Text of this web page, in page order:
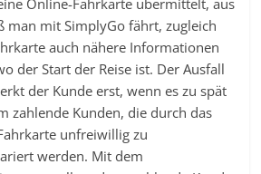
Online-Fahrkarte übermittelt, aus
man mit SimplyGo fährt, zugleich
auch nähere Informationen
der Start der Reise ist. Der Ausfall
der Kunde erst, wenn es zu spät
zahlende Kunden, die durch das
unfreiwillig zu
werden. Mit dem